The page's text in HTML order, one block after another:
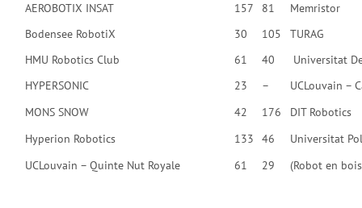
AEROBOTIX INSAT
157 81
Memristor
Bodensee RobotiX
30 105
TURAG
HMU Robotics Club
61 40
Universitat
HYPERSONIC
23 –
UCLouvain –
MONS SNOW
42 176
DIT Robotics
Hyperion Robotics
133 46
Universitat
UCLouvain – Quinte Nut Royale
61 29 (Robot en